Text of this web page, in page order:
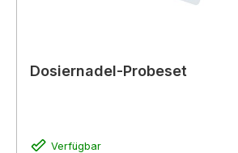
Dosiernadel-Probeset
Verfügbar